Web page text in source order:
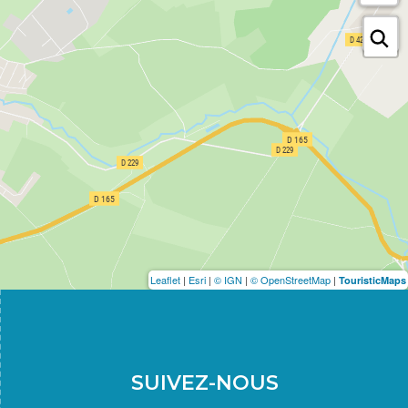
Leaflet | Esri | © IGN | © OpenStreetMap | TouristicMaps
SUIVEZ-NOUS